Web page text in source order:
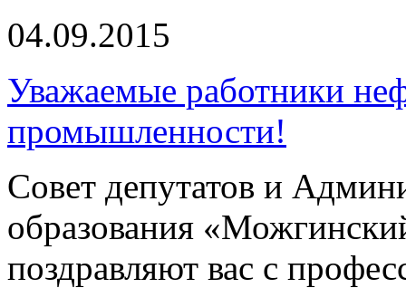
04.09.2015
Уважаемые работники
промышленности!
Совет депутатов и
образования
поздравляют вас с